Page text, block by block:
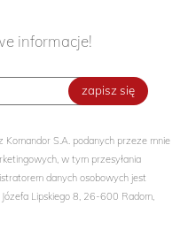
informacje!
zapisz się
S.A. podanych przeze mnie
w tym przesyłania
danych osobowych jest
Lipskiego 8, 26-600 Radom,